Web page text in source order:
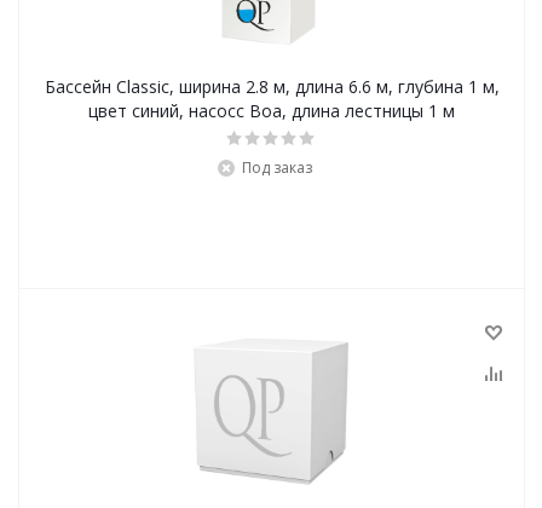
Бассейн Classic, ширина 2.8 м, длина 6.6 м, глубина 1 м,
цвет синий, насосc Boa, длина лестницы 1 м
Под заказ